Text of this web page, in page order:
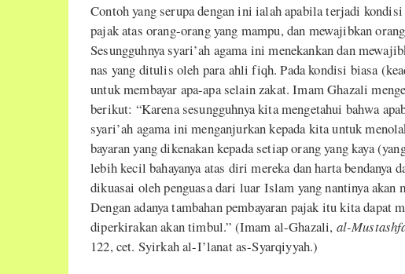
Contoh yang serupa dengan ini ialah apabila terjadi
pajak atas orang-orang yang mampu, dan mewajibkan
Sesungguhnya syari’ah agama ini menekankan dan
nas yang ditulis oleh para ahli fiqh. Pada kondisi biasa
untuk membayar apa-apa selain zakat. Imam Ghazali
berikut: “Karena sesungguhnya kita mengetahui bahwa
syari’ah agama ini menganjurkan kepada kita untuk
bayaran yang dikenakan kepada setiap orang yang kaya
lebih kecil bahayanya atas diri mereka dan harta bendanya
dikuasai oleh penguasa dari luar Islam yang nantinya akan
Dengan adanya tambahan pembayaran pajak itu kita dapat
diperkirakan akan timbul.” (Imam al-Ghazali, al-
122, cet. Syirkah al-I’lanat as-Syarqiyyah.)